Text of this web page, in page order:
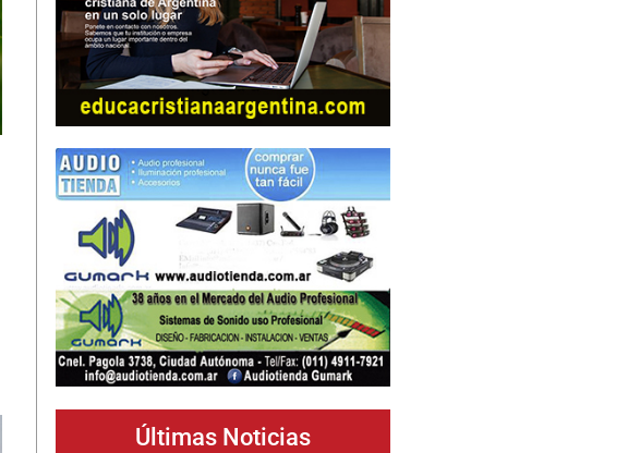
Últimas Noticias